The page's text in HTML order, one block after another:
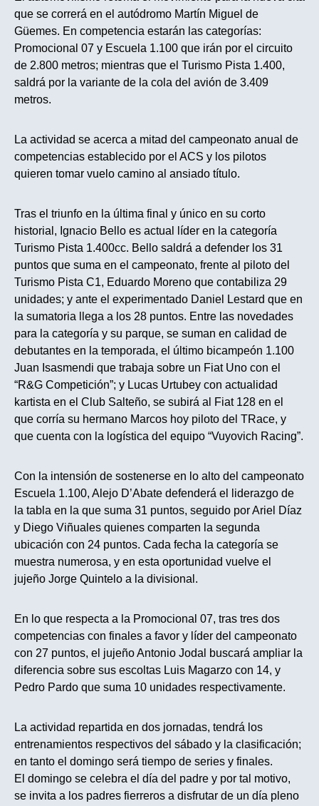
que se correrá en el autódromo Martín Miguel de
Güemes. En competencia estarán las categorías:
Promocional 07 y Escuela 1.100 que irán por el circuito
de 2.800 metros; mientras que el Turismo Pista 1.400,
saldrá por la variante de la cola del avión de 3.409
metros.
La actividad se acerca a mitad del campeonato anual de
competencias establecido por el ACS y los pilotos
quieren tomar vuelo camino al ansiado título.
Tras el triunfo en la última final y único en su corto
historial, Ignacio Bello es actual líder en la categoría
Turismo Pista 1.400cc. Bello saldrá a defender los 31
puntos que suma en el campeonato, frente al piloto del
Turismo Pista C1, Eduardo Moreno que contabiliza 29
unidades; y ante el experimentado Daniel Lestard que en
la sumatoria llega a los 28 puntos. Entre las novedades
para la categoría y su parque, se suman en calidad de
debutantes en la temporada, el último bicampeón 1.100
Juan Isasmendi que trabaja sobre un Fiat Uno con el
“R&G Competición”; y Lucas Urtubey con actualidad
kartista en el Club Salteño, se subirá al Fiat 128 en el
que corría su hermano Marcos hoy piloto del TRace, y
que cuenta con la logística del equipo “Vuyovich Racing”.
Con la intensión de sostenerse en lo alto del campeonato
Escuela 1.100, Alejo D’Abate defenderá el liderazgo de
la tabla en la que suma 31 puntos, seguido por Ariel Díaz
y Diego Viñuales quienes comparten la segunda
ubicación con 24 puntos. Cada fecha la categoría se
muestra numerosa, y en esta oportunidad vuelve el
jujeño Jorge Quintelo a la divisional.
En lo que respecta a la Promocional 07, tras tres dos
competencias con finales a favor y líder del campeonato
con 27 puntos, el jujeño Antonio Jodal buscará ampliar la
diferencia sobre sus escoltas Luis Magarzo con 14, y
Pedro Pardo que suma 10 unidades respectivamente.
La actividad repartida en dos jornadas, tendrá los
entrenamientos respectivos del sábado y la clasificación;
en tanto el domingo será tiempo de series y finales.
El domingo se celebra el día del padre y por tal motivo,
se invita a los padres fierreros a disfrutar de un día pleno